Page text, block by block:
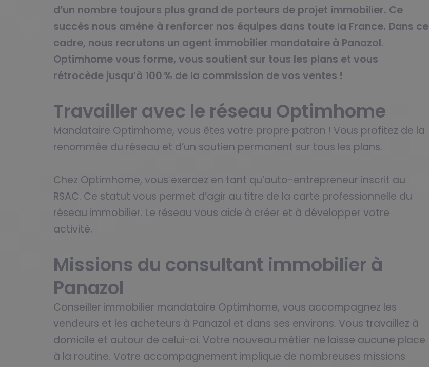
d’un nombre toujours plus grand de porteurs de projet immobilier. Ce
succès nous amène à renforcer nos équipes dans toute la France. Dans ce
cadre, nous recrutons un agent immobilier mandataire à Panazol.
Optimhome vous forme, vous soutient sur tous les plans et vous
rétrocède jusqu’à 100 % de la commission de vos ventes !
Travailler avec le réseau Optimhome
Mandataire Optimhome, vous êtes votre propre patron ! Vous profitez de la
renommée du réseau et d’un soutien permanent sur tous les plans.
Chez Optimhome, vous exercez en tant qu’auto-entrepreneur inscrit au
RSAC. Ce statut vous permet d’agir au titre de la carte professionnelle du
réseau immobilier. Le réseau vous aide à créer et à développer votre
activité.
Missions du consultant immobilier à
Panazol
Conseiller immobilier mandataire Optimhome, vous accompagnez les
vendeurs et les acheteurs à Panazol et dans ses environs. Vous travaillez à
domicile et autour de celui-ci. Votre nouveau métier ne laisse aucune place
à la routine. Votre accompagnement implique de nombreuses missions